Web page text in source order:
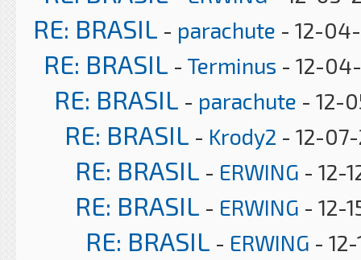
RE: BRASIL - parachute - 12-
RE: BRASIL - Terminus - 12-
RE: BRASIL - parachute - 12-
RE: BRASIL - Krody2 - 12-
RE: BRASIL - ERWING - 12-
RE: BRASIL - ERWING - 12-
RE: BRASIL - ERWING -